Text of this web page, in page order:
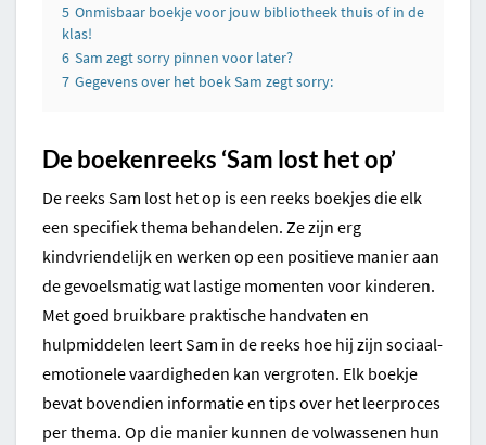
5 Onmisbaar boekje voor jouw bibliotheek thuis of in de
klas!
6 Sam zegt sorry pinnen voor later?
7 Gegevens over het boek Sam zegt sorry:
De boekenreeks ‘Sam lost het op’
De reeks Sam lost het op is een reeks boekjes die elk
een specifiek thema behandelen. Ze zijn erg
kindvriendelijk en werken op een positieve manier aan
de gevoelsmatig wat lastige momenten voor kinderen.
Met goed bruikbare praktische handvaten en
hulpmiddelen leert Sam in de reeks hoe hij zijn sociaal-
emotionele vaardigheden kan vergroten. Elk boekje
bevat bovendien informatie en tips over het leerproces
per thema. Op die manier kunnen de volwassenen hun